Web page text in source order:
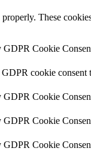
These
GDPR Cookie
cookie
Cookie
Cookie
Cookie